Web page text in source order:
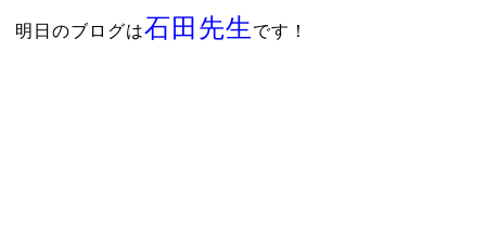
明日のブログは石田先生 です！